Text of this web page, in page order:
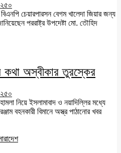
০
চেয়ারপারসন বেগম খালেদা জিয়ার জন্য
পররাষ্ট্র উপদেষ্টা মো. তৌহিদ
কথা অস্বীকার তুরস্কের
০
নিয়ে ইসলামাবাদ ও নয়াদিল্লির মধ্যে
বহনকারী বিমানে অস্ত্র পাঠানোর খবর